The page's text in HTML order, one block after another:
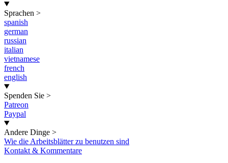
Sprachen >
spanish
german
russian
italian
vietnamese
french
english
Spenden Sie >
Patreon
Paypal
Andere Dinge >
Wie die Arbeitsblätter zu benutzen sind
Kontakt & Kommentare